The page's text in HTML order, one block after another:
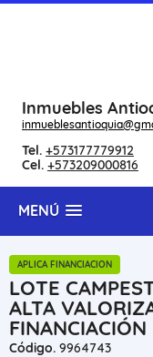
Inmuebles
Tel. +573177779912
Cel. +573209000816
MENÚ
APLICA FINANCIACION
LOTE
ALTA
FINANCIACIÓN
Código. 9964743